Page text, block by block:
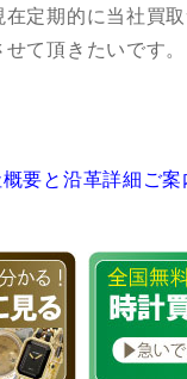
在定期的に当社買
せて頂きたいです。
要と沿革詳細ご